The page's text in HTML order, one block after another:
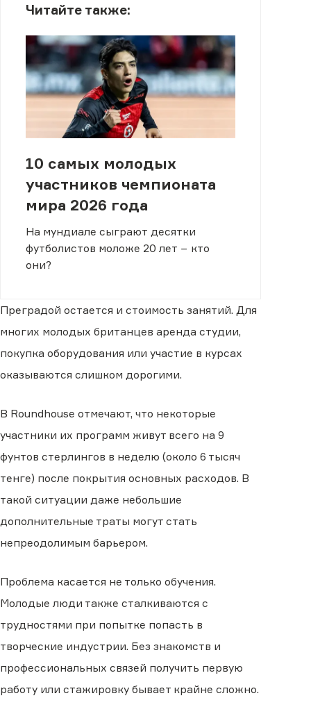
Читайте также:
10 самых молодых
участников чемпионата
мира 2026 года
На мундиале сыграют десятки
футболистов моложе 20 лет − кто
они?
Преградой остается и стоимость занятий. Для
многих молодых британцев аренда студии,
покупка оборудования или участие в курсах
оказываются слишком дорогими.
В Roundhouse отмечают, что некоторые
участники их программ живут всего на 9
фунтов стерлингов в неделю (около 6 тысяч
тенге) после покрытия основных расходов. В
такой ситуации даже небольшие
дополнительные траты могут стать
непреодолимым барьером.
Проблема касается не только обучения.
Молодые люди также сталкиваются с
трудностями при попытке попасть в
творческие индустрии. Без знакомств и
профессиональных связей получить первую
работу или стажировку бывает крайне сложно.